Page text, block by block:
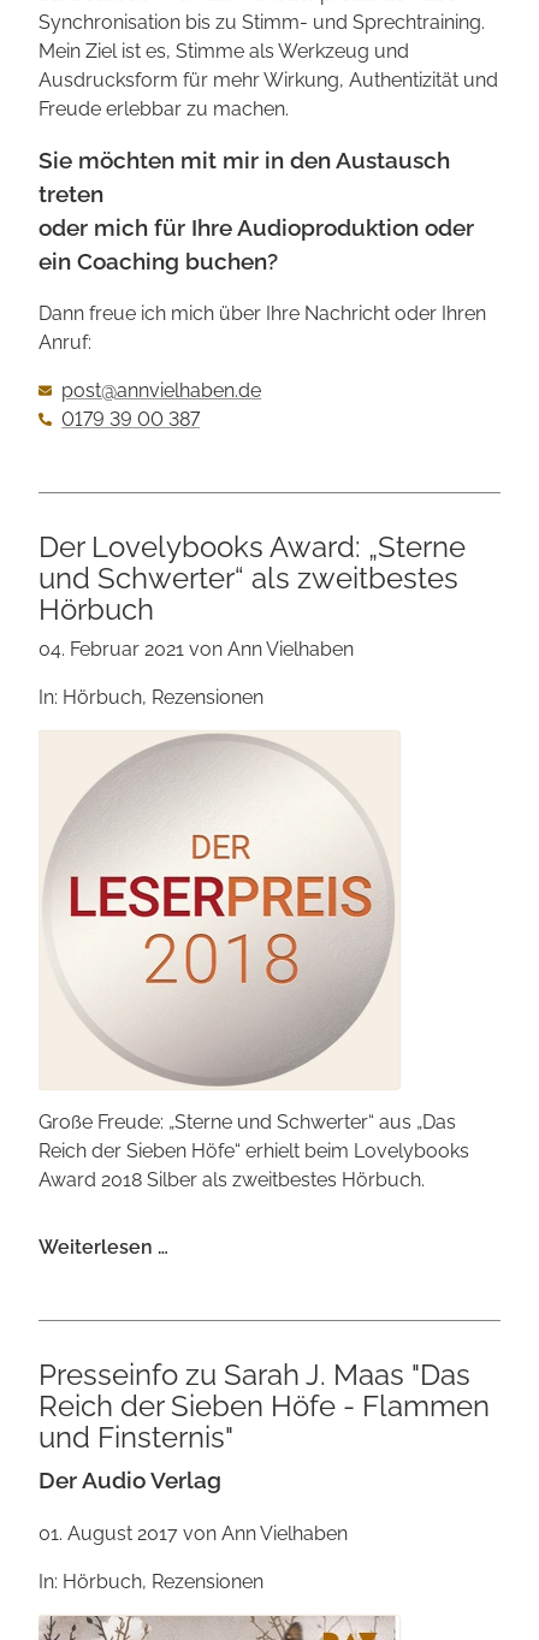
Synchroni­sation bis zu Stimm- und Sprech­training.
Mein Ziel ist es, Stimme als Werkzeug und
Ausdrucks­form für mehr Wirkung, Authentizität und
Freude erlebbar zu machen.
Sie möchten mit mir in den Austausch
treten
oder mich für Ihre Audio­produktion oder
ein Coaching buchen?
Dann freue ich mich über Ihre Nachricht oder Ihren
Anruf:
post@annvielhaben.de
0179 39 00 387
Der Lovelybooks Award: „Sterne
und Schwerter“ als zweitbestes
Hörbuch
04. Februar 2021 von Ann Vielhaben
In: Hörbuch, Rezensionen
Große Freude: „Sterne und Schwerter“ aus „Das
Reich der Sieben Höfe“ erhielt beim Lovelybooks
Award 2018 Silber als zweitbestes Hörbuch.
Weiterlesen …
Schwerter“
als
zweitbestes
Hörbuch
Presseinfo zu Sarah J. Maas "Das
Reich der Sieben Höfe - Flammen
und Finsternis"
Der Audio Verlag
01. August 2017 von Ann Vielhaben
In: Hörbuch, Rezensionen